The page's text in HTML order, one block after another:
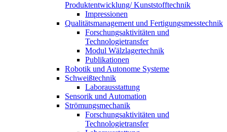
Produktentwicklung/ Kunststofftechnik
Impressionen
Qualitätsmanagement und Fertigungsmesstechnik
Forschungsaktivitäten und
Technologietransfer
Modul Wälzlagertechnik
Publikationen
Robotik und Autonome Systeme
Schweißtechnik
Laborausstattung
Sensorik und Automation
Strömungsmechanik
Forschungsaktivitäten und
Technologietransfer